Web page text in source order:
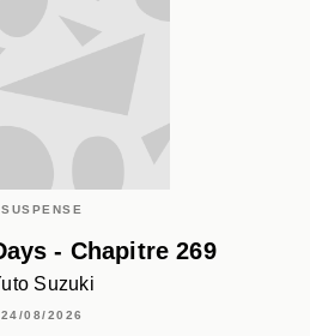
SUSPENSE
- Chapitre 269
Suzuki
24/08/2026